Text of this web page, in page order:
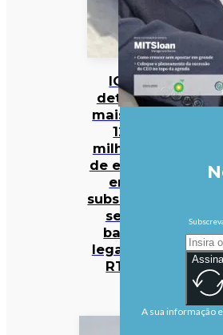
IGF
deteta
mais de
12
milhões
de euros
em
subsídios
sem
base
legal na
RTP
A sua informação